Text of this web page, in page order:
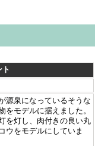
ト
源泉になっているそうな
をモデルに据えました。
を灯し、肉付きの良い丸
ウをモデルにしていま